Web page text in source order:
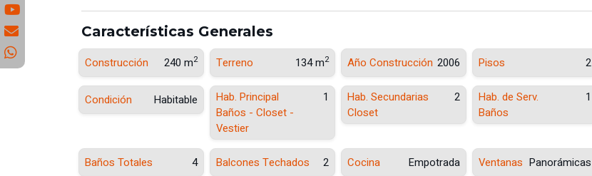
Características Generales
Construcción 240 m2 Terreno 134 m2 Año Construcción 2006 Pisos 2
Condición Habitable Hab. Principal
1
Baños - Closet -
Vestier
Hab. Secundarias
2
Closet
Hab. de Serv.
1
Baños
Baños Totales 4 Balcones Techados 2 Cocina Empotrada Ventanas Panorámicas